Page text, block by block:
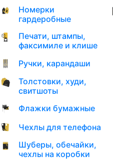
Номерки
гардеробные
Печати, штампы,
факсимиле и клише
Ручки, карандаши
Толстовки, худи,
свитшоты
Флажки бумажные
Чехлы для телефона
Шуберы, обечайки,
чехлы на коробки